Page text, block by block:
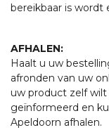
bereikbaar is wordt
AFHALEN:
Haalt u uw
afronden van uw
uw product zelf wilt
geïnformeerd en
Apeldoorn afhalen.